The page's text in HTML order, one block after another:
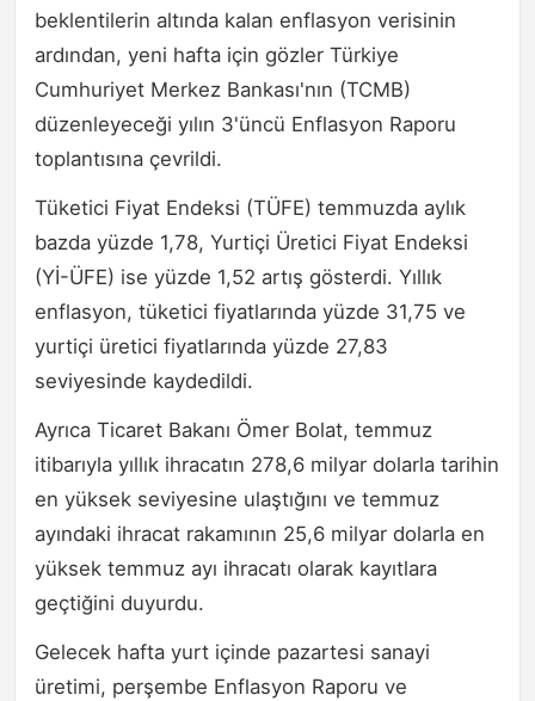
beklentilerin altında kalan enflasyon verisinin
ardından, yeni hafta için gözler Türkiye
Cumhuriyet Merkez Bankası'nın (TCMB)
düzenleyeceği yılın 3'üncü Enflasyon Raporu
toplantısına çevrildi.
Tüketici Fiyat Endeksi (TÜFE) temmuzda aylık
bazda yüzde 1,78, Yurtiçi Üretici Fiyat Endeksi
(Yİ-ÜFE) ise yüzde 1,52 artış gösterdi. Yıllık
enflasyon, tüketici fiyatlarında yüzde 31,75 ve
yurtiçi üretici fiyatlarında yüzde 27,83
seviyesinde kaydedildi.
Ayrıca Ticaret Bakanı Ömer Bolat, temmuz
itibarıyla yıllık ihracatın 278,6 milyar dolarla tarihin
en yüksek seviyesine ulaştığını ve temmuz
ayındaki ihracat rakamının 25,6 milyar dolarla en
yüksek temmuz ayı ihracatı olarak kayıtlara
geçtiğini duyurdu.
Gelecek hafta yurt içinde pazartesi sanayi
üretimi, perşembe Enflasyon Raporu ve